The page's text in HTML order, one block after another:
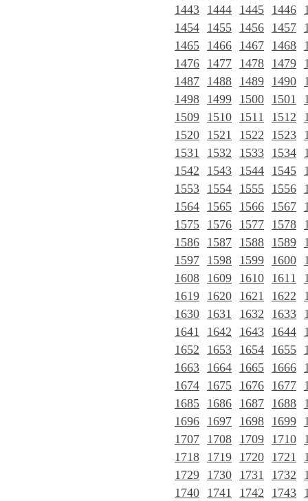
1443 1444 1445 1446
1454 1455 1456 1457
1465 1466 1467 1468
1476 1477 1478 1479
1487 1488 1489 1490
1498 1499 1500 1501
1509 1510 1511 1512
1520 1521 1522 1523
1531
1532 1533 1534
1542
1543 1544 1545
1553 1554 1555 1556
1564 1565 1566 1567
1575 1576 1577 1578
1586 1587 1588 1589
1597 1598 1599 1600
1608 1609 1610 1611
1619 1620 1621 1622
1630 1631 1632 1633
1641
1642 1643 1644
1652
1653 1654 1655
1663 1664 1665 1666
1674 1675 1676 1677
1685 1686 1687 1688
1696 1697 1698 1699
1707 1708 1709 1710
1718 1719 1720 1721
1729 1730 1731 1732
1740 1741 1742 1743